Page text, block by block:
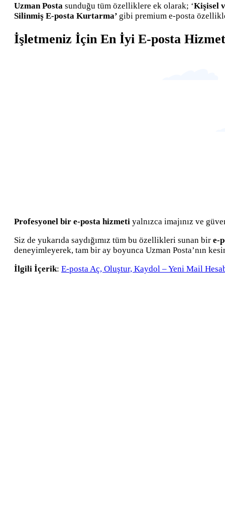
Uzman Posta sunduğu tüm özelliklere ek olarak; ‘Kişisel
Silinmiş E-posta Kurtarma’ gibi premium e-posta
İşletmeniz İçin En İyi E-posta
Profesyonel bir e-posta hizmeti yalnızca imajınız ve
Siz de yukarıda saydığımız tüm bu özellikleri sunan bir e-
deneyimleyerek, tam bir ay boyunca Uzman Posta’nın
İlgili İçerik: E-posta Aç, Oluştur, Kaydol – Yeni Mail